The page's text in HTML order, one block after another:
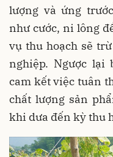
lượng và ứng
như cước, ni lông
vụ thu hoạch sẽ
nghiệp. Ngược lại
cam kết việc tuân
chất lượng sản
khi dưa đến kỳ thu